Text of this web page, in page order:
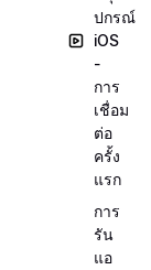
ปกรณ์
iOS
-
การ
เชื่อม
ต่อ
ครั้ง
แรก
การ
รัน
แอ